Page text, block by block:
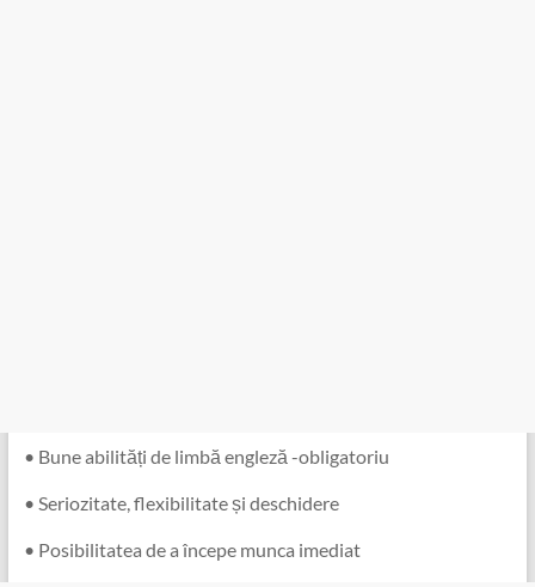
• Bune abilități de limbă engleză -obligatoriu
• Seriozitate, flexibilitate și deschidere
• Posibilitatea de a începe munca imediat